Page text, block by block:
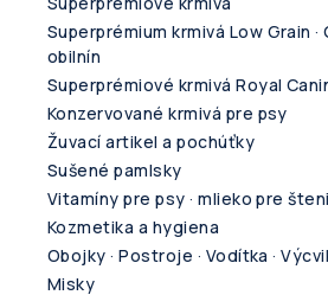
Superprémium krmivá Low Grain ·
obilnín
Superprémiové krmivá Royal
Konzervované krmivá pre psy
Žuvací artikel a pochúťky
Sušené pamlsky
Vitamíny pre psy · mlieko pre
Kozmetika a hygiena
Obojky · Postroje · Vodítka ·
Misky